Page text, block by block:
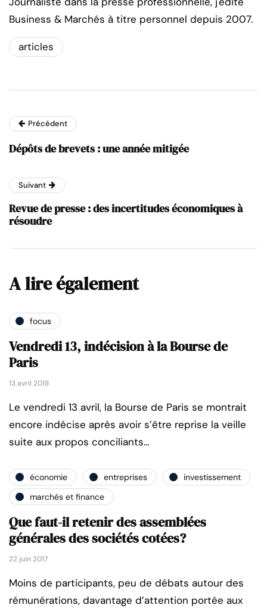
Business & Marchés à titre personnel depuis 2007.
articles
Précédent
Dépôts de brevets : une année mitigée
Suivant
Revue de presse : des incertitudes économiques à
résoudre
A lire également
focus
Vendredi 13, indécision à la Bourse de
Paris
13 avril 2018
Le vendredi 13 avril, la Bourse de Paris se montrait
encore indécise après avoir s’être reprise la veille
suite aux propos conciliants…
économie entreprises
investissement
marchés et finance
Que faut-il retenir des assemblées
générales des sociétés cotées?
22 juin 2017
Moins de participants, peu de débats autour des
rémunérations, davantage d’attention portée aux